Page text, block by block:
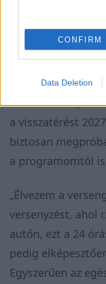
CONFIRM
Data Deletion
szüksége”
Verstappen
kommentelve
a Nordschleifén.
írta a holland, aki
a visszatérést
biztosan
a programomtól
„Élvezem a
versenyzést, ahol
autón, ezt a 24
pedig
Egyszerűen az